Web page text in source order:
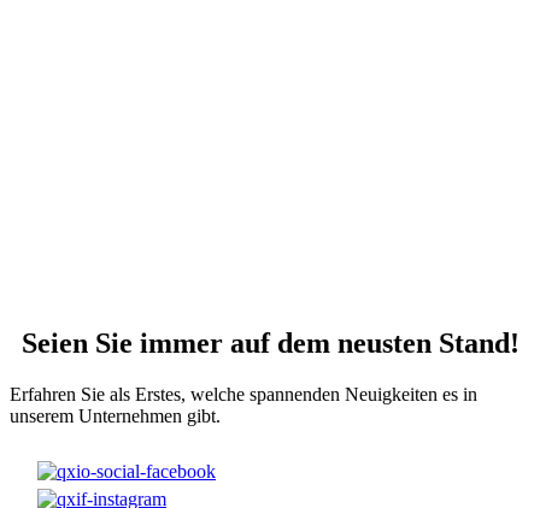
Seien Sie immer auf dem neusten Stand!
Erfahren Sie als Erstes, welche spannenden Neuigkeiten es in
unserem Unternehmen gibt.